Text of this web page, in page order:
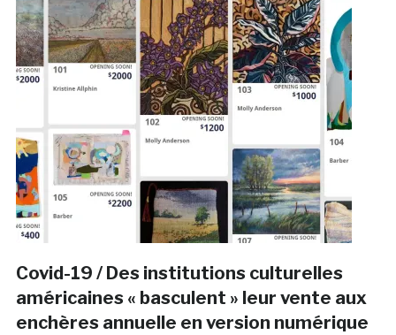
Covid-19 / Des institutions culturelles
américaines « basculent » leur vente aux
enchères annuelle en version numérique